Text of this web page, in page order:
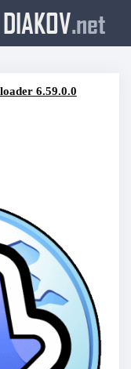
DIAKOV.net
6.59.0.0